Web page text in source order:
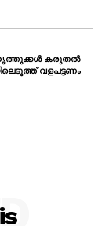
കരുതൽ
വളപട്ടണം